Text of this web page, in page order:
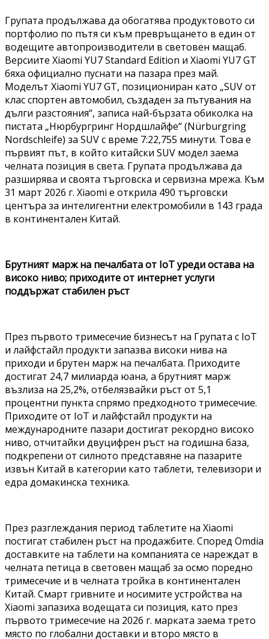
Групата продължава да обогатява продуктовото си
портфолио по пътя си към превръщането в един от
водещите автопроизводители в световен мащаб.
Версиите Xiaomi YU7 Standard Edition и Xiaomi YU7 GT
бяха официално пуснати на пазара през май.
Моделът Xiaomi YU7 GT, позициониран като „SUV от
клас спортен автомобил, създаден за пътувания на
дълги разстояния“, записа най-бързата обиколка на
пистата „Нюрбургринг Нордшлайфе“ (Nürburgring
Nordschleife) за SUV с време 7:22,755 минути. Това е
първият път, в който китайски SUV модел заема
челната позиция в света. Групата продължава да
разширява и своята търговска и сервизна мрежа. Към
31 март 2026 г. Xiaomi е открила 490 търговски
центъра за интелигентни електромобили в 143 града
в континентален Китай.
Брутният марж на печалбата от IoT уреди остава на
високо ниво; приходите от интернет услуги
поддържат стабилен ръст
През първото тримесечие бизнесът на Групата с IoT
и лайфстайл продукти запазва високи нива на
приходи и брутен марж на печалбата. Приходите
достигат 24,7 милиарда юана, а брутният марж
възлиза на 25,2%, отбелязвайки ръст от 5,1
процентни пункта спрямо предходното тримесечие.
Приходите от IoT и лайфстайл продукти на
международните пазари достигат рекордно високо
ниво, отчитайки двуцифрен ръст на годишна база,
подкрепени от силното представяне на пазарите
извън Китай в категории като таблети, телевизори и
едра домакинска техника.
През разглеждания период таблетите на Xiaomi
постигат стабилен ръст на продажбите. Според Omdia
доставките на таблети на компанията се нареждат в
челната петица в световен мащаб за осмо поредно
тримесечие и в челната тройка в континентален
Китай. Смарт гривните и носимите устройства на
Xiaomi запазиха водещата си позиция, като през
първото тримесечие на 2026 г. марката заема трето
място по глобални доставки и второ място в